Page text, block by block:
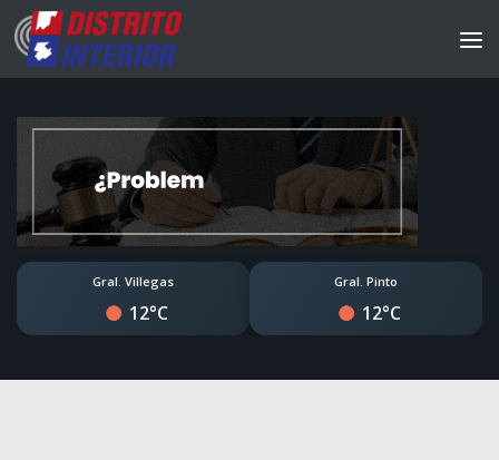
Gral. Villegas
12°C
Gral. Pinto
12°C